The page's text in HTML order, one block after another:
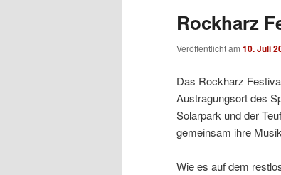
Rockharz
Veröffentlicht am 10. Juli
Das Rockharz
Austragungsort des
Solarpark und der
gemeinsam ihre
Wie es auf dem